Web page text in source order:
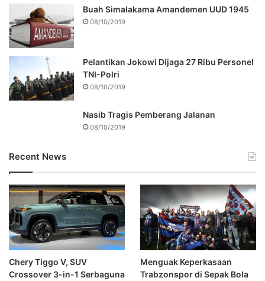
Buah Simalakama Amandemen UUD 1945
08/10/2019
Pelantikan Jokowi Dijaga 27 Ribu Personel
TNI-Polri
08/10/2019
Nasib Tragis Pemberang Jalanan
08/10/2019
Recent News
Chery Tiggo V, SUV
Crossover 3-in-1 Serbaguna
Menguak Keperkasaan
Trabzonspor di Sepak Bola